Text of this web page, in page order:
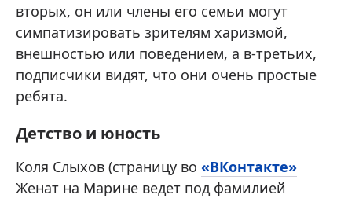
вторых, он или члены его семьи могут
симпатизировать зрителям харизмой,
внешностью или поведением, а в-третьих,
подписчики видят, что они очень простые
ребята.
Детство и юность
Коля Слыхов (страницу во «ВКонтакте»
Женат на Марине ведет под фамилией